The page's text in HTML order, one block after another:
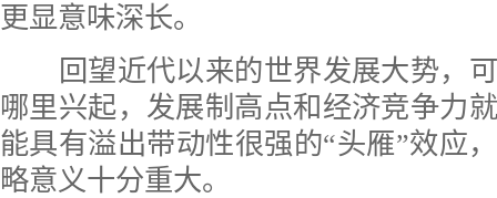
更显意味深长。
回望近代以来的世界发展大势，可
哪里兴起，发展制高点和经济竞争力
能具有溢出带动性很强的“头雁”效应
略意义十分重大。